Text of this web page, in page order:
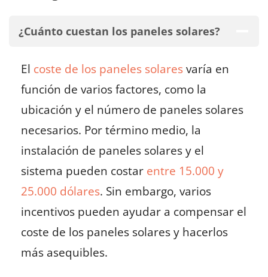
¿Cuánto cuestan los paneles solares?
El coste de los paneles solaresvaría en
función de varios factores, como la
ubicación y el número de paneles solares
necesarios. Por término medio, la
instalación de paneles solares y el
sistema pueden costar entre 15.000 y
25.000 dólares. Sin embargo, varios
incentivos pueden ayudar a compensar el
coste de los paneles solares y hacerlos
más asequibles.